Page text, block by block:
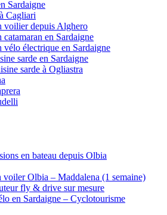
Sardaigne
Cagliari
voilier depuis Alghero
en Sardaigne
vélo électrique en Sardaigne
sarde en Sardaigne
sarde à Ogliastra
en bateau depuis Olbia
voiler Olbia – Maddalena (1 semaine)
fly & drive sur mesure
en Sardaigne – Cyclotourisme